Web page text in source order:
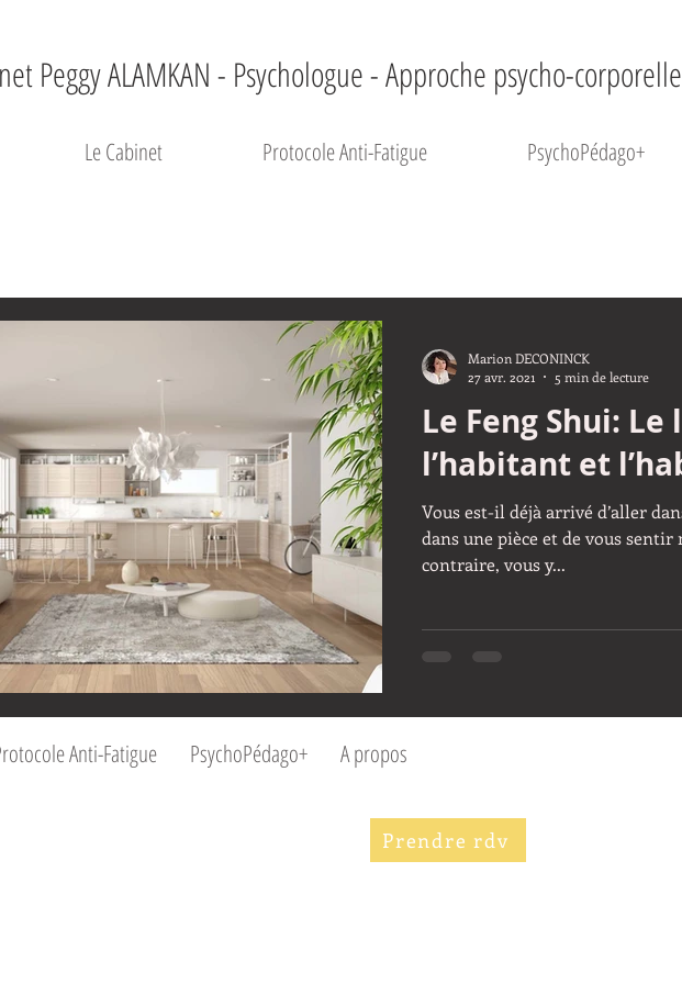
Peggy ALAMKAN - Psychologue - Approche psycho-corporelle
Le Cabinet Protocole Anti-Fatigue PsychoPédago+
Le Feng Shui:
l’habitant et
Vous est-il déjà arrivé d’aller
dans une pièce et de vous sentir
contraire, vous y...
Marion DECONINCK
27 avr. 2021
5 min de lecture
Anti-Fatigue PsychoPédago+ A propos
Prendre rdv